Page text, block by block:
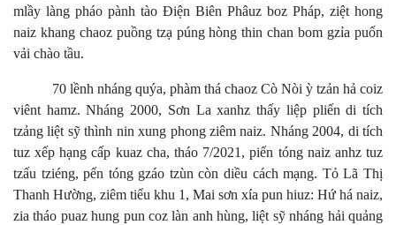
mlầy làng pháo pành tào Điện Biên Phâuz boz Pháp, ziệt hong
naiz khang chaoz puồng tzạ púng hòng thin chan bom gzỉa puốn
vải chào tầu.
70 lềnh nháng quýa, phàm thá chaoz Cò Nòi ỳ tzản hả coiz
viênt hamz. Nháng 2000, Sơn La xanhz thấy liệp pliến di tích
tzảng liệt sỹ thình nin xung phong ziêm naiz. Nháng 2004, di tích
tuz xếp hạng cấp kuaz cha, tháo 7/2021, piến tóng naiz anhz tuz
tzấu tziéng, pến tóng gzáo tzùn còn diều cách mạng. Tỏ Lã Thị
Thanh Hường, ziêm tiểu khu 1, Mai sơn xía pun hiuz: Hứ há naiz,
zia tháo puaz hung pun coz làn anh hùng, liệt sỹ nháng hải quảng